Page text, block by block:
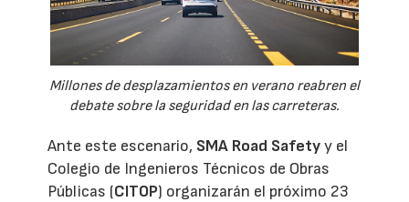
Millones de desplazamientos en verano reabren el
debate sobre la seguridad en las carreteras.
Ante este escenario, SMA Road Safetyy el
Colegio de Ingenieros Técnicos de Obras
Públicas (CITOP) organizarán el próximo 23